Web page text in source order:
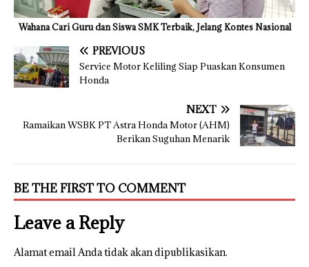
Wahana Cari Guru dan Siswa SMK Terbaik, Jelang Kontes Nasional
PREVIOUS
Service Motor Keliling Siap Puaskan Konsumen
Honda
NEXT
Ramaikan WSBK PT Astra Honda Motor (AHM)
Berikan Suguhan Menarik
BE THE FIRST TO COMMENT
Leave a Reply
Alamat email Anda tidak akan dipublikasikan.